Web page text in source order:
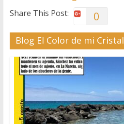
Share This Post: 0
Blog El Color de mi Cristal